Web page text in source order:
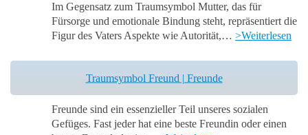
Im Gegensatz zum Traumsymbol Mutter, das für
Fürsorge und emotionale Bindung steht, repräsentiert die
Figur des Vaters Aspekte wie Autorität,… >Weiterlesen
Traumsymbol Freund | Freunde
Freunde sind ein essenzieller Teil unseres sozialen
Gefüges. Fast jeder hat eine beste Freundin oder einen